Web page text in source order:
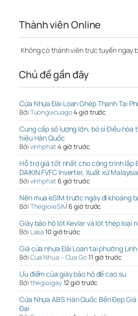
Thành viên Online
Không có thành viên trực tuyến ngay
Chủ đề gần đây
Cửa Nhựa Đài Loan Ghép Thanh Tại
Bởi Tuongvicuago4 giờ trước
Cung cấp số lượng lớn, bỏ sỉ Điều hòa
hiệu Hàn Quốc
Bởi vinhphat4 giờ trước
Hỗ trợ giá tốt nhất cho công trình lắp
DAIKIN FVFC Inverter, Xuất xứ Malaysia
Bởi vinhphat 6 giờ trước
Nên mua eSIM trước ngày đi khoảng
Bởi ThegioieSIM 6 giờ trước
Giày bảo hộ lót Kevlar và lót thép loại
Bởi Lasa10 giờ trước
Giá cửa nhựa Đài Loan tại phường Linh
Bởi Cua Nhua – Cua Go 11 giờ trước
Ưu điểm của giày bảo hộ đế cao su
Bởi thegioigay12 giờ trước
Cửa Nhựa ABS Hàn Quốc Bền Đẹp
Đại